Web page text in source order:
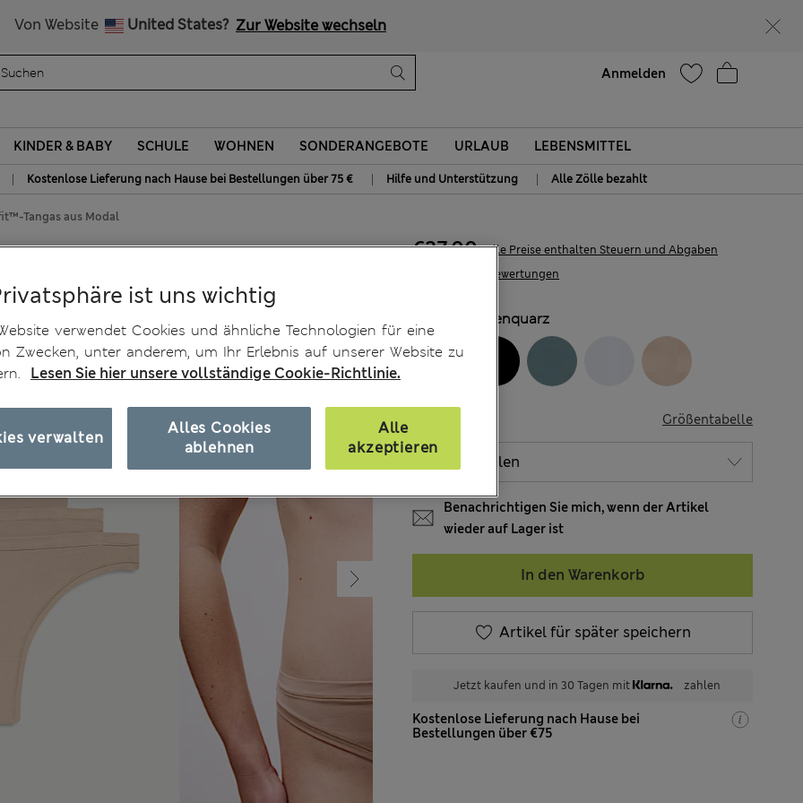
Von Website United States? Zur Website wechseln
Anmelden
KINDER & BABY SCHULE WOHNEN SONDERANGEBOTE URLAUB
LEBENSMITTEL
|
Kostenlose Lieferung nach Hause bei Bestellungen über 75 € | Hilfe und Unterstützung | Alle Zölle bezahlt
Tangas aus Modal
Modal 48 Bewertungen
€27,00 Alle Preise enthalten Steuern und Abgaben
Rosenquarz
Größentabelle
Benachrichtigen Sie mich, wenn der Artikel
wieder auf Lager ist
In den Warenkorb
Artikel für später speichern
Jetzt kaufen und in 30 Tagen mit zahlen
Kostenlose Lieferung nach Hause bei
Bestellungen über €75
ist uns wichtig
verwendet Cookies und ähnliche Technologien für eine
Zwecken, unter anderem, um Ihr Erlebnis auf unserer Website zu
Lesen Sie hier unsere vollständige Cookie-Richtlinie.
Alles Cookies
ablehnen
Alle
akzeptieren
verwalten